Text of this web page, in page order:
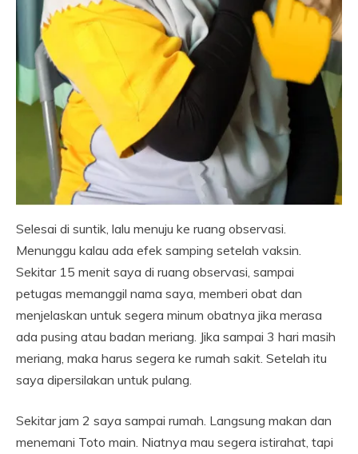
Selesai di suntik, lalu menuju ke ruang observasi.
Menunggu kalau ada efek samping setelah vaksin.
Sekitar 15 menit saya di ruang observasi, sampai
petugas memanggil nama saya, memberi obat dan
menjelaskan untuk segera minum obatnya jika merasa
ada pusing atau badan meriang. Jika sampai 3 hari masih
meriang, maka harus segera ke rumah sakit. Setelah itu
saya dipersilakan untuk pulang.
Sekitar jam 2 saya sampai rumah. Langsung makan dan
menemani Toto main. Niatnya mau segera istirahat, tapi